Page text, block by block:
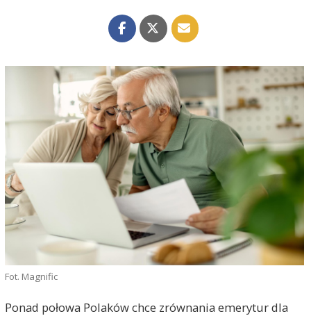
Fot. Magnific
Ponad połowa Polaków chce zrównania emerytur dla